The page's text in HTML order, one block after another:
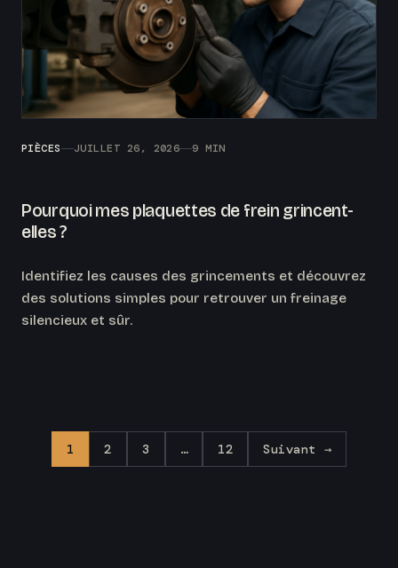
PIÈCES JUILLET 26, 2026 9 MIN
Pourquoi mes plaquettes de frein grincent-
elles ?
Identifiez les causes des grincements et découvrez
des solutions simples pour retrouver un freinage
silencieux et sûr.
1 2 3 … 12 Suivant →